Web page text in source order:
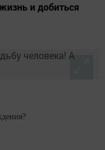
и добиться